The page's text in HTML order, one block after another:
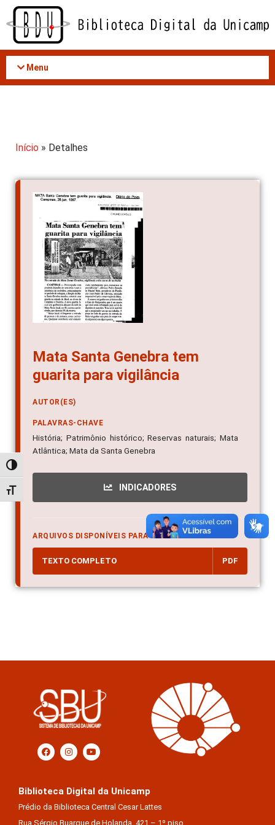
Acessar
conteúdo
Alternar alto contraste
Alternar tamanho da fonte
Menu
Início » Detalhes
Mata Santa Genebra tem
guarita para vigilância
AUTOR(ES)
PALAVRAS-CHAVE
História; Patrimônio histórico; Reservas naturais; Mata
Atlântica; Mata da Santa Genebra
INDICADORES
ARQUIVOS DISPONÍVEIS PARA DOWNLOAD
TEXTO COMPLETO PDF
Biblioteca Digital da Unicamp
Prédio da Biblioteca Central Cesar Lattes
Rua Sérgio Buarque de Holanda, 421 – 1º piso